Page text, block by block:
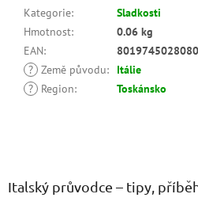
Kategorie:
Sladkosti
Hmotnost:
0.06 kg
EAN:
8019745028080
? Země původu:
Itálie
?
Region: Toskánsko
Italský průvodce – tipy,